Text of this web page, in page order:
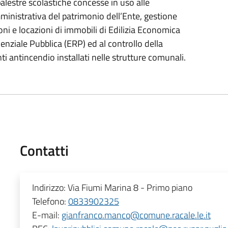
del patrimonio dell’Ente, gestione
e locazioni di immobili di Edilizia Economica
Pubblica (ERP) ed al controllo della
antincendio installati nelle strutture comunali.
Contatti
Indirizzo:Via Fiumi Marina 8 - Primo piano
Telefono:0833902325
E-mail: gianfranco.manco@comune.racale.le.it